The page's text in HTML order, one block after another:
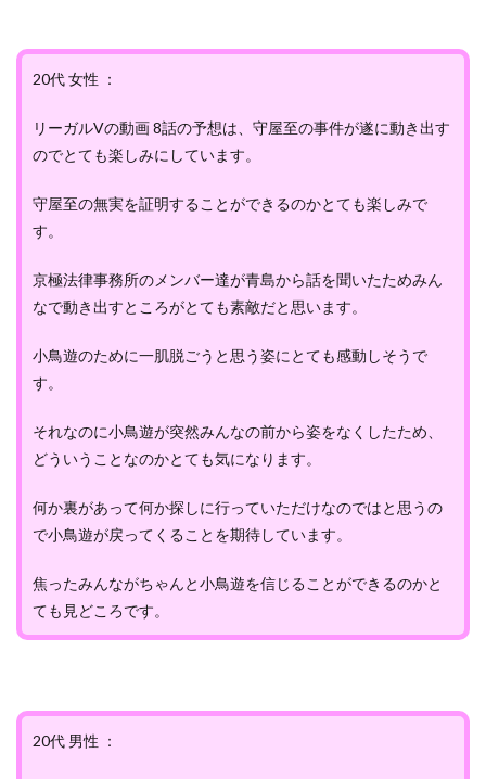
20代 女性 ：
リーガルVの動画 8話の予想は、守屋至の事件が遂に動き出す
のでとても楽しみにしています。
守屋至の無実を証明することができるのかとても楽しみで
す。
京極法律事務所のメンバー達が青島から話を聞いたためみん
なで動き出すところがとても素敵だと思います。
小鳥遊のために一肌脱ごうと思う姿にとても感動しそうで
す。
それなのに小鳥遊が突然みんなの前から姿をなくしたため、
どういうことなのかとても気になります。
何か裏があって何か探しに行っていただけなのではと思うの
で小鳥遊が戻ってくることを期待しています。
焦ったみんながちゃんと小鳥遊を信じることができるのかと
ても見どころです。
20代 男性 ：